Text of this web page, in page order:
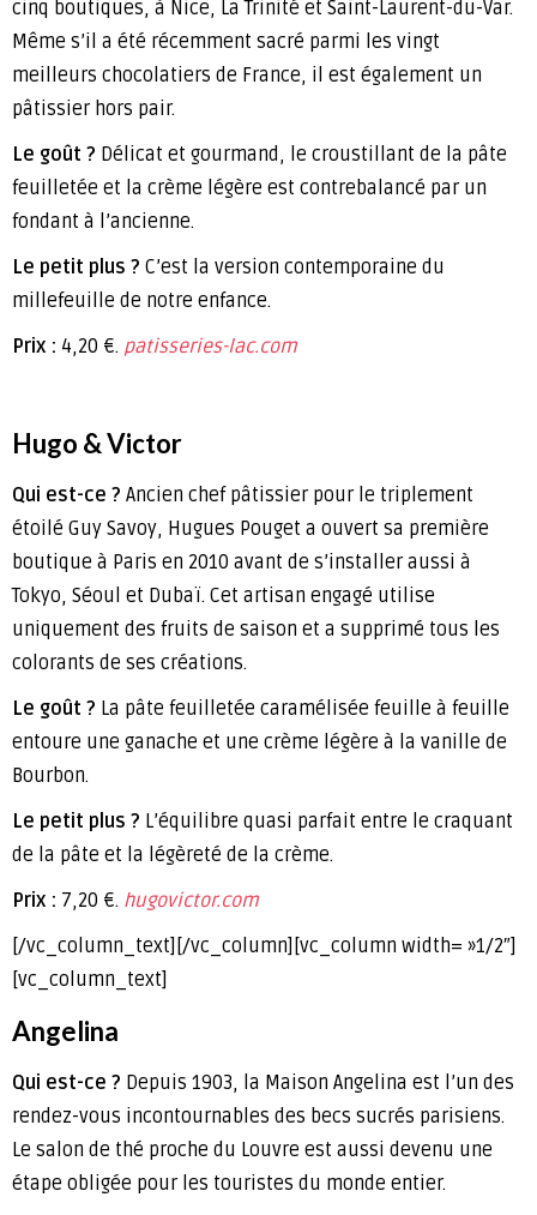
cinq boutiques, à Nice, La Trinité et Saint-Laurent-du-Var.
Même s’il a été récemment sacré parmi les vingt
meilleurs chocolatiers de France, il est également un
pâtissier hors pair.
Le goût ? Délicat et gourmand, le croustillant de la pâte
feuilletée et la crème légère est contrebalancé par un
fondant à l’ancienne.
Le petit plus ? C’est la version contemporaine du
millefeuille de notre enfance.
Prix : 4,20 €. patisseries-lac.com
Hugo & Victor
Qui est-ce ? Ancien chef pâtissier pour le triplement
étoilé Guy Savoy, Hugues Pouget a ouvert sa première
boutique à Paris en 2010 avant de s’installer aussi à
Tokyo, Séoul et Dubaï. Cet artisan engagé utilise
uniquement des fruits de saison et a supprimé tous les
colorants de ses créations.
Le goût ? La pâte feuilletée caramélisée feuille à feuille
entoure une ganache et une crème légère à la vanille de
Bourbon.
Le petit plus ? L’équilibre quasi parfait entre le craquant
de la pâte et la légèreté de la crème.
Prix : 7,20 €. hugovictor.com
[/vc_column_text][/vc_column][vc_column width= »1/2″]
[vc_column_text]
Angelina
Qui est-ce ? Depuis 1903, la Maison Angelina est l’un des
rendez-vous incontournables des becs sucrés parisiens.
Le salon de thé proche du Louvre est aussi devenu une
étape obligée pour les touristes du monde entier.